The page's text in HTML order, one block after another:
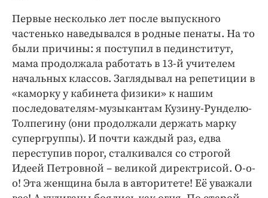
Первые несколько лет после выпускного
частенько наведывался в родные пенаты. На то
были причины: я поступил в пединститут,
мама продолжала работать в 13-й учителем
начальных классов. Заглядывал на репетиции в
«каморку у кабинета физики» к нашим
последователям-музыкантам Кузину-Рунделю-
Толпегину (они продолжали держать марку
супергруппы). И почти каждый раз, едва
переступив порог, сталкивался со строгой
Идеей Петровной – великой директрисой. О-о-
о! Эта женщина была в авторитете! Её уважали